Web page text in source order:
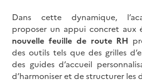
Dans cette dynamique,
proposer un appui concret aux
nouvelle feuille de route RH
des outils tels que des grilles
des guides d’accueil
d’harmoniser et de structurer les